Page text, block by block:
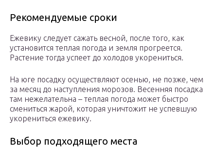
Рекомендуемые сроки
Ежевику следует сажать весной, после того, как
установится теплая погода и земля прогреется.
Растение тогда успеет до холодов укорениться.
На юге посадку осуществляют осенью, не позже, чем
за месяц до наступления морозов. Весенняя посадка
там нежелательна – теплая погода может быстро
смениться жарой, которая уничтожит не успевшую
укорениться ежевику.
Выбор подходящего места